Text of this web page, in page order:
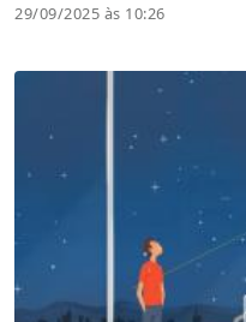
29/09/2025 às 10:26